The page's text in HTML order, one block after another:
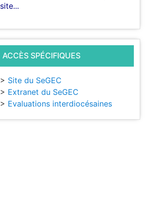
site...
ACCÈS SPÉCIFIQUES
> Site du SeGEC
> Extranet du SeGEC
> Evaluations interdiocésaines